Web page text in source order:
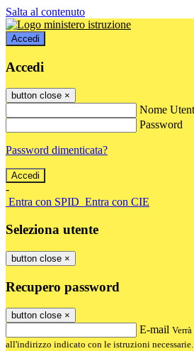
Salta al contenuto
Accedi
Accedi
button close ×
Nome
Password
Password dimenticata?
-
Entra con SPID Entra con CIE
Seleziona utente
button close ×
Recupero password
button close ×
E-mail
all'indirizzo indicato con le istruzioni necessarie.